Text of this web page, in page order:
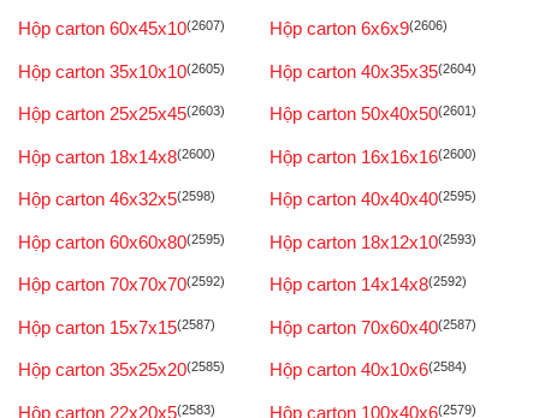
Hộp carton 60x45x10(2607) Hộp carton 6x6x9(2606)
Hộp carton 35x10x10(2605) Hộp carton 40x35x35(2604)
Hộp carton 25x25x45(2603) Hộp carton 50x40x50(2601)
Hộp carton 18x14x8(2600) Hộp carton 16x16x16(2600)
Hộp carton 46x32x5(2598) Hộp carton 40x40x40(2595)
Hộp carton 60x60x80(2595) Hộp carton 18x12x10(2593)
Hộp carton 70x70x70(2592) Hộp carton 14x14x8(2592)
Hộp carton 15x7x15(2587) Hộp carton 70x60x40(2587)
Hộp carton 35x25x20(2585) Hộp carton 40x10x6(2584)
Hộp carton 22x20x5(2583) Hộp carton 100x40x6(2579)